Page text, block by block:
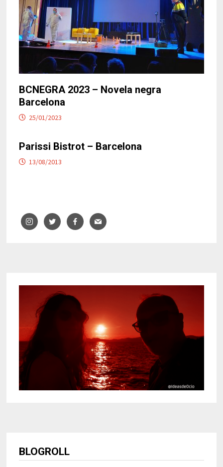
BCNEGRA 2023 – Novela negra
Barcelona
25/01/2023
Parissi Bistrot – Barcelona
13/08/2013
BLOGROLL